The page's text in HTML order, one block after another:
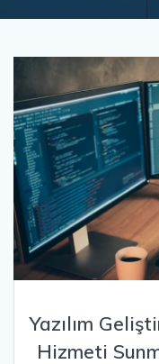
Yazılım
Hizmeti